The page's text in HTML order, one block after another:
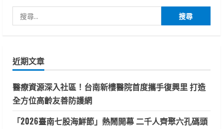
尋
字:
近期文章
醫療資源深入社區！台南新樓醫院首度攜手復興里 打造
全方位高齡友善防護網
「2026臺南七股海鮮節」熱鬧開幕 二千人齊聚六孔碼頭